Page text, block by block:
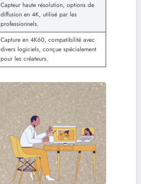
Capteur haute résolution, options de
diffusion en 4K, utilisé par les
professionnels.
Capture en 4K60, compatibilité avec
divers logiciels, conçue spécialement
pour les créateurs.